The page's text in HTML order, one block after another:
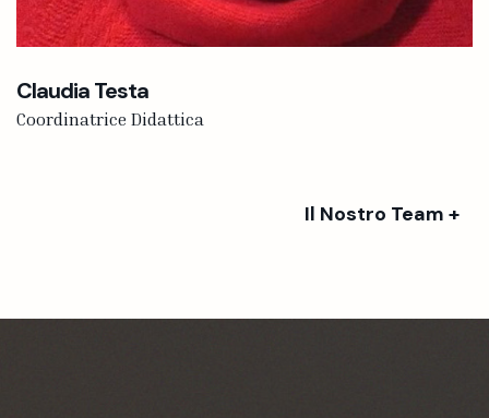
Claudia Testa
Coordinatrice Didattica
Il Nostro Team +